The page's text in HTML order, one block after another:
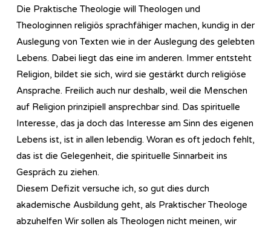
Die Praktische Theologie will Theologen und
Theologinnen religiös sprachfähiger machen, kundig in der
Auslegung von Texten wie in der Auslegung des gelebten
Lebens. Dabei liegt das eine im anderen. Immer entsteht
Religion, bildet sie sich, wird sie gestärkt durch religiöse
Ansprache. Freilich auch nur deshalb, weil die Menschen
auf Religion prinzipiell ansprechbar sind. Das spirituelle
Interesse, das ja doch das Interesse am Sinn des eigenen
Lebens ist, ist in allen lebendig. Woran es oft jedoch fehlt,
das ist die Gelegenheit, die spirituelle Sinnarbeit ins
Gespräch zu ziehen.
Diesem Defizit versuche ich, so gut dies durch
akademische Ausbildung geht, als Praktischer Theologe
abzuhelfen Wir sollen als Theologen nicht meinen, wir